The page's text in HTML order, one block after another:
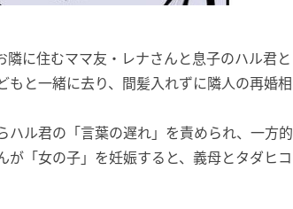
に住むママ友・レナさんと息子のハル君と
と一緒に去り、間髪入れずに隣人の再婚相
ハル君の「言葉の遅れ」を責められ、一方的
「女の子」を妊娠すると、義母とタダヒコ